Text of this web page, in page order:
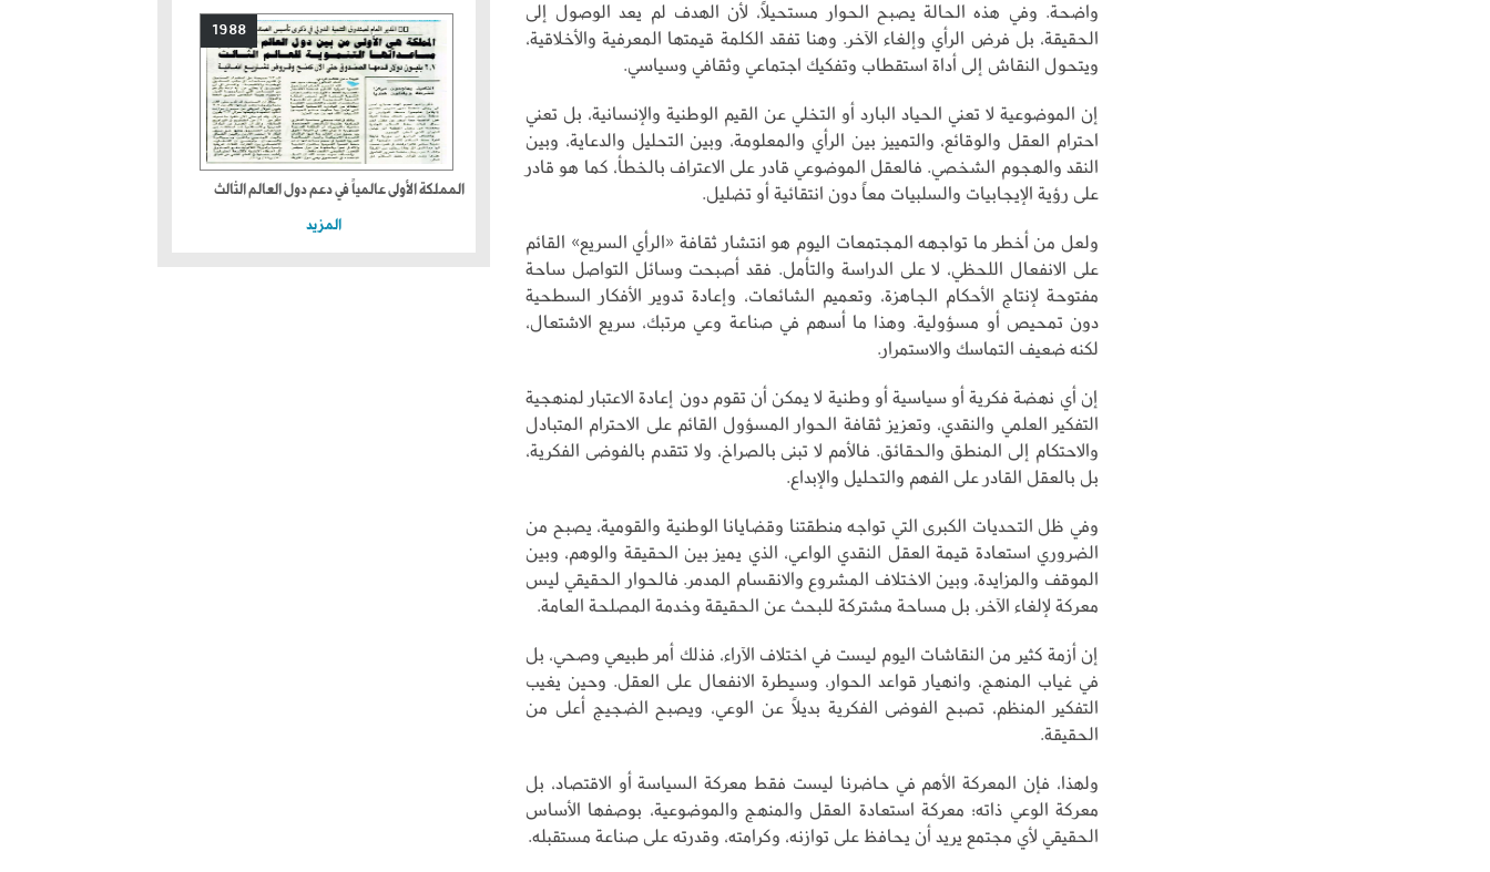
واضحة. وفي هذه الحالة يصبح الحوار مستحيلاً، لأن الهدف لم يعد الوصول إلى
الحقيقة، بل فرض الرأي وإلغاء الآخر. وهنا تفقد الكلمة قيمتها المعرفية والأخلاقية،
ويتحول النقاش إلى أداة استقطاب وتفكيك اجتماعي وثقافي وسياسي.
إن الموضوعية لا تعني الحياد البارد أو التخلي عن القيم الوطنية والإنسانية، بل تعني
احترام العقل والوقائع، والتمييز بين الرأي والمعلومة، وبين التحليل والدعاية، وبين
النقد والهجوم الشخصي. فالعقل الموضوعي قادر على الاعتراف بالخطأ، كما هو قادر
على رؤية الإيجابيات والسلبيات معاً دون انتقائية أو تضليل.
ولعل من أخطر ما تواجهه المجتمعات اليوم هو انتشار ثقافة «الرأي السريع» القائم
على الانفعال اللحظي، لا على الدراسة والتأمل. فقد أصبحت وسائل التواصل ساحة
مفتوحة لإنتاج الأحكام الجاهزة، وتعميم الشائعات، وإعادة تدوير الأفكار السطحية
دون تمحيص أو مسؤولية. وهذا ما أسهم في صناعة وعي مرتبك، سريع الاشتعال،
لكنه ضعيف التماسك والاستمرار.
إن أي نهضة فكرية أو سياسية أو وطنية لا يمكن أن تقوم دون إعادة الاعتبار لمنهجية
التفكير العلمي والنقدي، وتعزيز ثقافة الحوار المسؤول القائم على الاحترام المتبادل
والاحتكام إلى المنطق والحقائق. فالأمم لا تبنى بالصراخ، ولا تتقدم بالفوضى الفكرية،
بل بالعقل القادر على الفهم والتحليل والإبداع.
وفي ظل التحديات الكبرى التي تواجه منطقتنا وقضايانا الوطنية والقومية، يصبح من
الضروري استعادة قيمة العقل النقدي الواعي، الذي يميز بين الحقيقة والوهم، وبين
الموقف والمزايدة، وبين الاختلاف المشروع والانقسام المدمر. فالحوار الحقيقي ليس
معركة لإلغاء الآخر، بل مساحة مشتركة للبحث عن الحقيقة وخدمة المصلحة العامة.
إن أزمة كثير من النقاشات اليوم ليست في اختلاف الآراء، فذلك أمر طبيعي وصحي، بل
في غياب المنهج، وانهيار قواعد الحوار، وسيطرة الانفعال على العقل. وحين يغيب
التفكير المنظم، تصبح الفوضى الفكرية بديلاً عن الوعي، ويصبح الضجيج أعلى من
الحقيقة.
ولهذا، فإن المعركة الأهم في حاضرنا ليست فقط معركة السياسة أو الاقتصاد، بل
معركة الوعي ذاته؛ معركة استعادة العقل والمنهج والموضوعية، بوصفها الأساس
الحقيقي لأي مجتمع يريد أن يحافظ على توازنه، وكرامته، وقدرته على صناعة مستقبله.
1988
المملكة الأولى عالمياً في دعم دول العالم الثالث
المزيد